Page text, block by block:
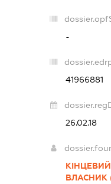
-
41966881
26.02.18
ВЛАСНИК